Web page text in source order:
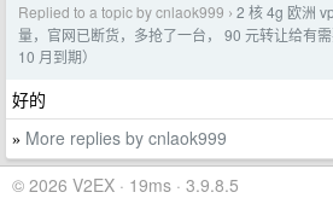
Replied to a topic by cnlaok999 › 2 核 4g 欧洲
量，官网已断货，多抢了一台， 90 元转让给有
10 月到期）
好的
» More replies by cnlaok999
© 2026 V2EX · 19ms · 3.9.8.5